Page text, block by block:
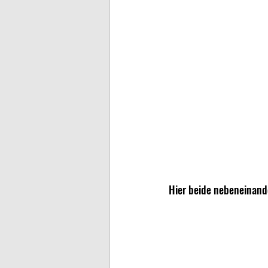
Hier beide